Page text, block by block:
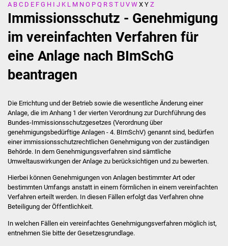
Stadtverwaltung
Ansprechpartner
Behördenwegweiser
Kontakt
Veröffentlichungen
Ortsrecht
FNP / Bebauungspläne
Wahlen
Stadtinfo
A B C D E F G H I J K L M N O P Q R S T U V W X Y Z
Immissionsschutz - Genehmigung
im vereinfachten Verfahren für
eine Anlage nach BImSchG
beantragen
Die Errichtung und der Betrieb sowie die wesentliche Änderung einer
Anlage, die im Anhang 1 der vierten Verordnung zur Durchführung des
Bundes-Immissionsschutzgesetzes (Verordnung über
genehmigungsbedürftige Anlagen - 4. BImSchV) genannt sind, bedürfen
einer immissionsschutzrechtlichen Genehmigung von der zuständigen
Behörde. In dem Genehmigungsverfahren sind sämtliche
Umweltauswirkungen der Anlage zu berücksichtigen und zu bewerten.
Hierbei können Genehmigungen von Anlagen bestimmter Art oder
bestimmten Umfangs anstatt in einem förmlichen in einem vereinfachten
Verfahren erteilt werden. In diesen Fällen erfolgt das Verfahren ohne
Beteiligung der Öffentlichkeit.
In welchen Fällen ein vereinfachtes Genehmigungsverfahren möglich ist,
entnehmen Sie bitte der Gesetzesgrundlage.